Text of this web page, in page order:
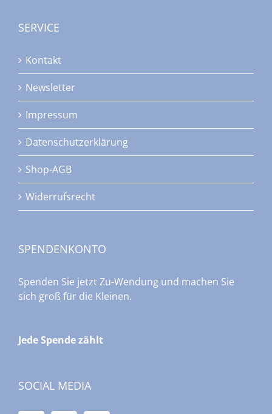
SERVICE
Kontakt
Newsletter
Impressum
Datenschutzerklärung
Shop-AGB
Widerrufsrecht
SPENDENKONTO
Spenden Sie jetzt Zu-Wendung und machen Sie
sich groß für die Kleinen.
Jede Spende zählt
SOCIAL MEDIA